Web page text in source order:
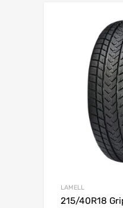
LAMELL
215/40R18